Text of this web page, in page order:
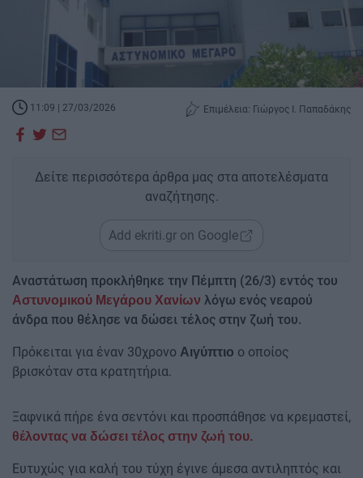
11:09 | 27/03/2026 Επιμέλεια: Γιώργος Ι. Παπαδάκης
Δείτε περισσότερα άρθρα μας στα αποτελέσματα
αναζήτησης.
Add ekriti.gr on Google
Αναστάτωση προκλήθηκε την Πέμπτη (26/3) εντός του
Αστυνομικού Μεγάρου Χανίων λόγω ενός νεαρού
άνδρα που θέλησε να δώσει τέλος στην ζωή του.
Πρόκειται για έναν 30χρονο Αιγύπτιο ο οποίος
βρισκόταν στα κρατητήρια.
Ξαφνικά πήρε ένα σεντόνι και προσπάθησε να κρεμαστεί,
θέλοντας να δώσει τέλος στην ζωή του.
Ευτυχώς για καλή του τύχη έγινε άμεσα αντιληπτός και